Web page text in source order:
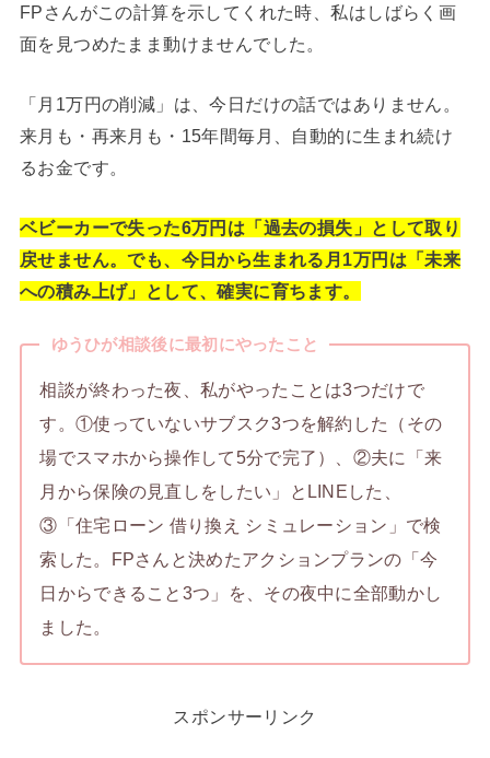
FPさんがこの計算を示してくれた時、私はしばらく画
面を見つめたまま動けませんでした。
「月1万円の削減」は、今日だけの話ではありません。
来月も・再来月も・15年間毎月、自動的に生まれ続け
るお金です。
ベビーカーで失った6万円は「過去の損失」として取り
戻せません。でも、今日から生まれる月1万円は「未来
への積み上げ」として、確実に育ちます。
ゆうひが相談後に最初にやったこと
相談が終わった夜、私がやったことは3つだけで
す。①使っていないサブスク3つを解約した（その
場でスマホから操作して5分で完了）、②夫に「来
月から保険の見直しをしたい」とLINEした、
③「住宅ローン 借り換え シミュレーション」で検
索した。FPさんと決めたアクションプランの「今
日からできること3つ」を、その夜中に全部動かし
ました。
スポンサーリンク